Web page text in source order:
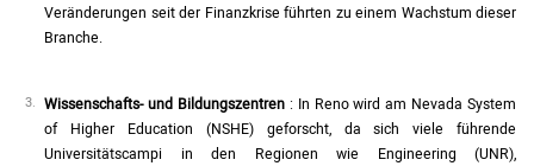
Veränderungen seit der Finanzkrise führten zu einem Wachstum dieser
Branche.
Wissenschafts- und Bildungszentren : In Reno wird am Nevada System
of Higher Education (NSHE) geforscht, da sich viele führende
Universitätscampi in den Regionen wie Engineering (UNR),